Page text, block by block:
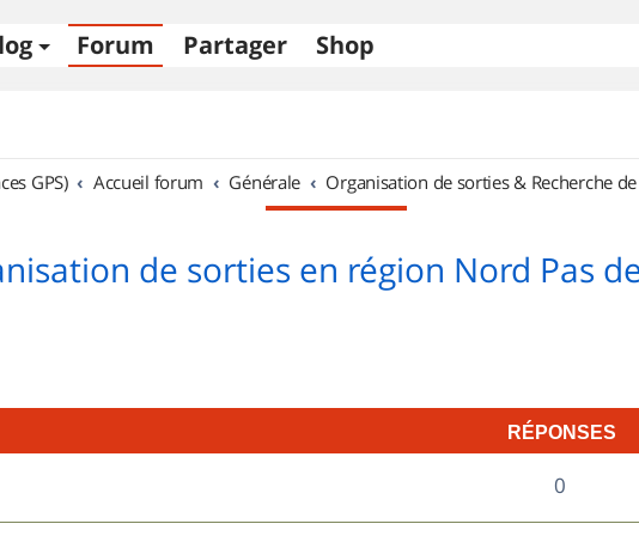
Forum Partager Shop
GPS)
Accueil forum Générale Organisation de sorties & Recherche
de sorties en région Nord Pas
RÉPONSES
0R
é